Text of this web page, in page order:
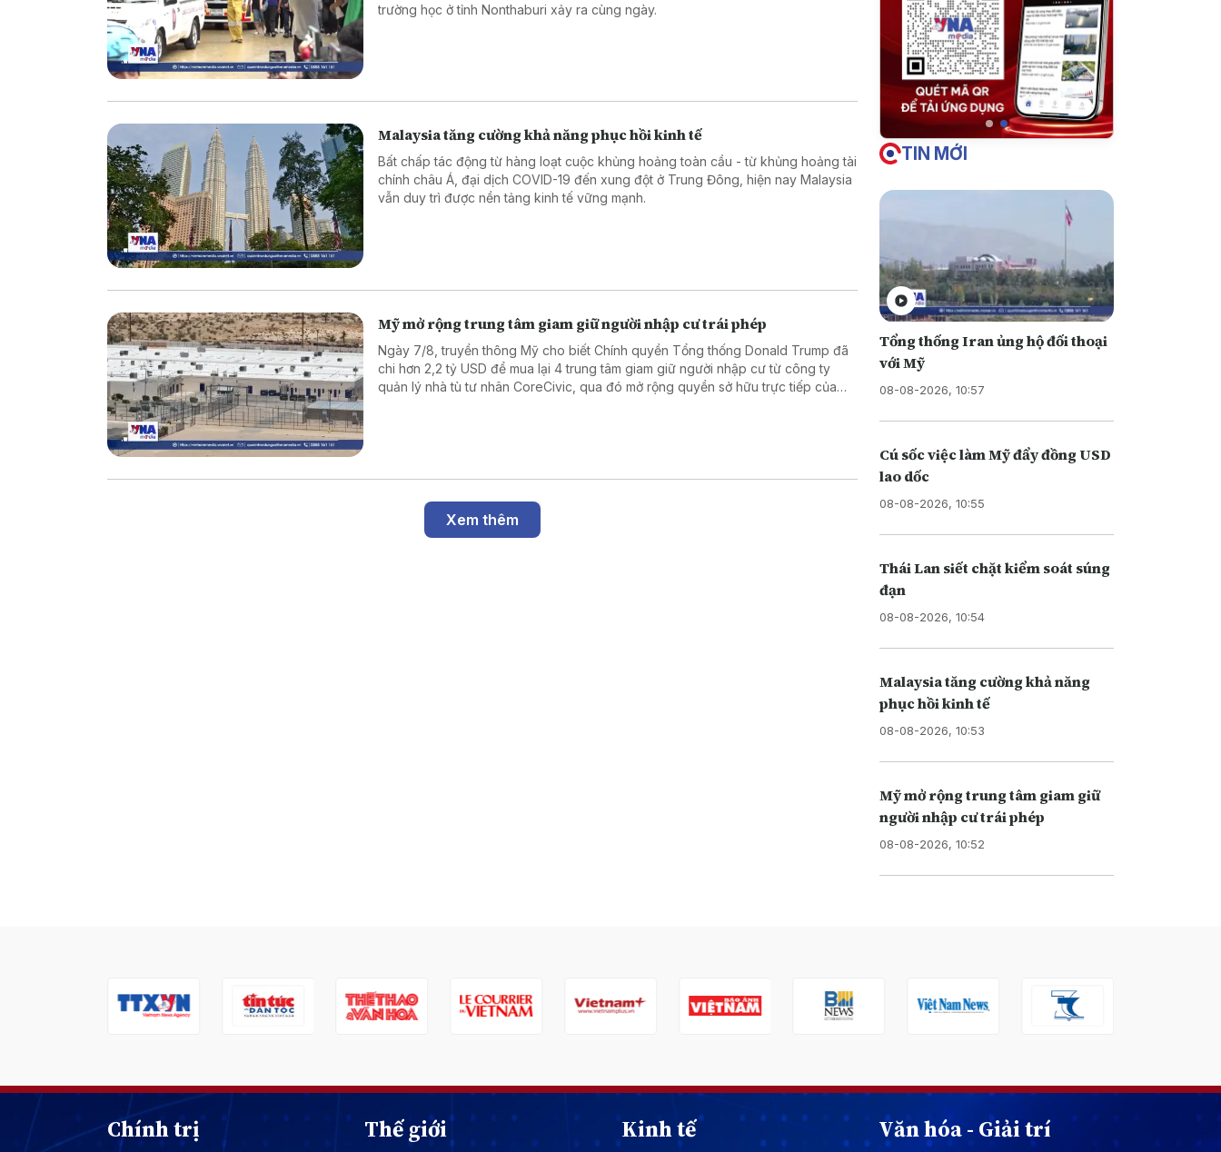
trường học ở tỉnh Nonthaburi xảy ra cùng ngày.
Malaysia tăng cường khả năng phục hồi kinh tế
Bất chấp tác động từ hàng loạt cuộc khủng hoảng toàn cầu - từ khủng hoảng tài
chính châu Á, đại dịch COVID-19 đến xung đột ở Trung Đông, hiện nay Malaysia
vẫn duy trì được nền tảng kinh tế vững mạnh.
Mỹ mở rộng trung tâm giam giữ người nhập cư trái phép
Ngày 7/8, truyền thông Mỹ cho biết Chính quyền Tổng thống Donald Trump đã
chi hơn 2,2 tỷ USD để mua lại 4 trung tâm giam giữ người nhập cư từ công ty
quản lý nhà tù tư nhân CoreCivic, qua đó mở rộng quyền sở hữu trực tiếp của
Xem thêm
TIN MỚI
Tổng thống Iran ủng hộ đối thoại
với Mỹ
08-08-2026, 10:57
Cú sốc việc làm Mỹ đẩy đồng USD
lao dốc
08-08-2026, 10:55
Thái Lan siết chặt kiểm soát súng
đạn
08-08-2026, 10:54
Malaysia tăng cường khả năng
phục hồi kinh tế
08-08-2026, 10:53
Mỹ mở rộng trung tâm giam giữ
người nhập cư trái phép
08-08-2026, 10:52
Chính trị Thế giới Kinh tế Văn hóa - Giải trí